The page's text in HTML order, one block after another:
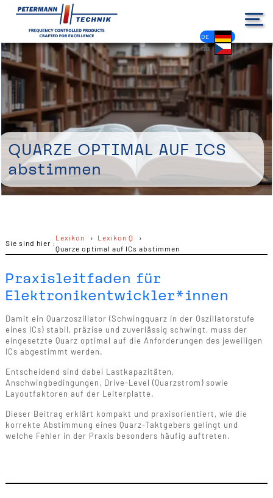
DE
EN
FR
ES
PL
IT
NL
HU
CS
Quarze optimal auf ICs
abstimmen
Sie sind hier :
Lexikon
Lexikon Q
Quarze optimal auf ICs abstimmen
Praxisleitfaden für
Elektronikentwickler*innen
Damit ein Quarzoszillator (Schwingquarz in der Oszillatorstufe
eines ICs) stabil, präzise und zuverlässig schwingt, muss der
eingesetzte Quarz optimal auf die Anforderungen des jeweiligen
ICs abgestimmt werden.
Entscheidend sind dabei Lastkapazitäten,
Anschwingbedingungen, Drive-Level (Quarzstrom) sowie
Layoutfaktoren auf der Leiterplatte.
Dieser Beitrag erklärt kompakt und praxisorientiert, wie die
korrekte Abstimmung eines Quarz-Taktgebers gelingt und
welche Fehler in der Praxis besonders häufig auftreten.